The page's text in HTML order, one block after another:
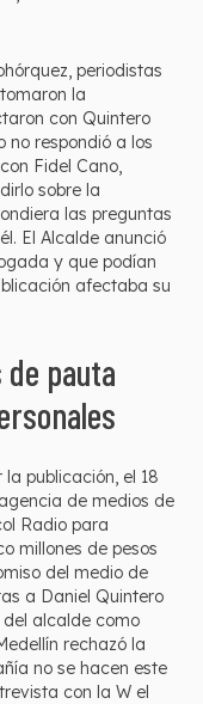
periodistas
la
con Quintero
no respondió a los
Fidel Cano,
sobre la
las preguntas
El Alcalde anunció
y que podían
afectaba su
pauta
publicación, el 18
de medios de
Radio para
millones de pesos
del medio de
a Daniel Quintero
alcalde como
rechazó la
no se hacen este
con la W el